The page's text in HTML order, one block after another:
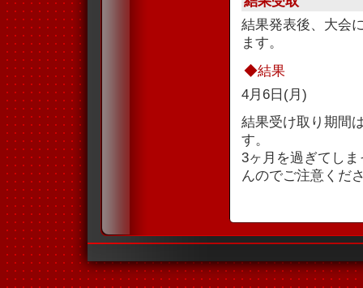
結果発表後、大会
ます。
◆結果
4月6日(月)
結果受け取り期間
す。
3ヶ月を過ぎてし
んのでご注意くだ